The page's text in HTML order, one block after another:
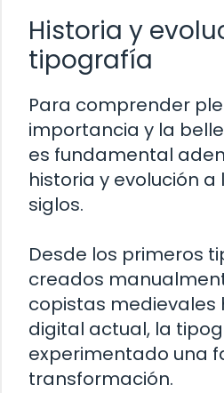
Historia y
tipografía
Para comprender
importancia y la
es fundamental
historia y evolución
siglos.
Desde los primeros
creados
copistas medievales
digital actual, la
experimentado una
transformación.